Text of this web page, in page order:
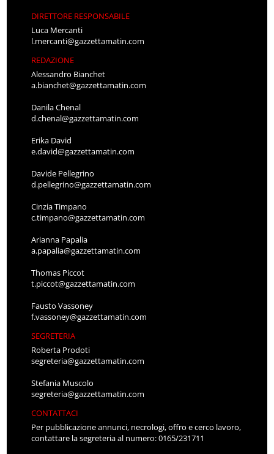
DIRETTORE RESPONSABILE
Luca Mercanti
l.mercanti@gazzettamatin.com
REDAZIONE
Alessandro Bianchet
a.bianchet@gazzettamatin.com
Danila Chenal
d.chenal@gazzettamatin.com
Erika David
e.david@gazzettamatin.com
Davide Pellegrino
d.pellegrino@gazzettamatin.com
Cinzia Timpano
c.timpano@gazzettamatin.com
Arianna Papalia
a.papalia@gazzettamatin.com
Thomas Piccot
t.piccot@gazzettamatin.com
Fausto Vassoney
f.vassoney@gazzettamatin.com
SEGRETERIA
Roberta Prodoti
segreteria@gazzettamatin.com
Stefania Muscolo
segreteria@gazzettamatin.com
CONTATTACI
Per pubblicazione annunci, necrologi, offro e cerco lavoro,
contattare la segreteria al numero: 0165/231711